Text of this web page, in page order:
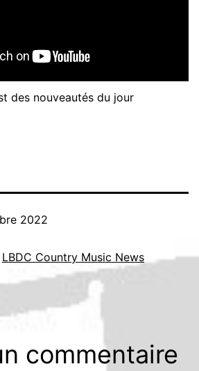
des nouveautés du jour
2022
LBDC Country Music News
commentaire